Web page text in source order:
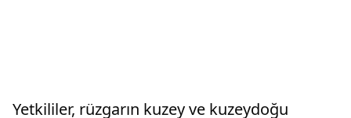
Yetkililer, rüzgarın kuzey ve kuzeydoğu